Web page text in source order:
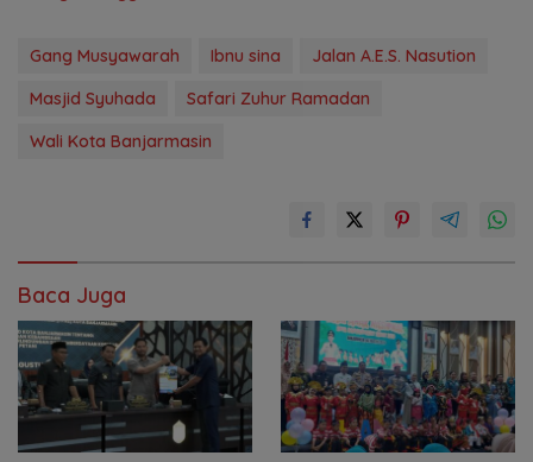
Gang Musyawarah Ibnu sina
Jalan A.E.S. Nasution
Masjid Syuhada
Safari Zuhur Ramadan
Wali Kota Banjarmasin
Baca Juga